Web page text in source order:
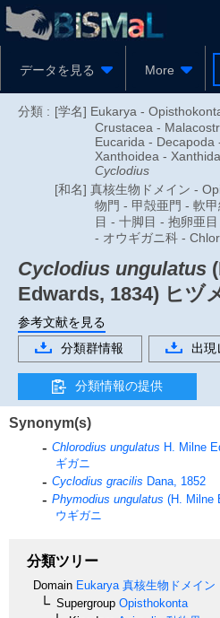
データを見る More
分類 : [学名] Eukarya -
Crustacea -
Eucarida - Decapoda
Xanthoidea -
Cyclodius
[和名] 真核生物ドメイン -
物門 - 甲殻亜門 - 軟
目 - 十脚目 - 抱卵亜
- オウギガニ科 -
Cyclodius ungulatus
Edwards, 1834) ヒヅ
参考文献を見る
分類群情報
出現
分類情報の提供
Synonym(s)
Chlorodius ungulatus H. Milne
ギガニ
Cyclodius gracilis Dana, 1852
Phymodius ungulatus (H. Milne
ウギガニ
分類ツリー
Domain Eukarya 真核生物ドメイン
Supergroup Opisthokonta